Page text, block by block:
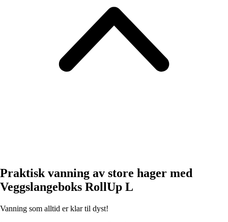
Praktisk vanning av store hager med
Veggslangeboks RollUp L
Vanning som alltid er klar til dyst!